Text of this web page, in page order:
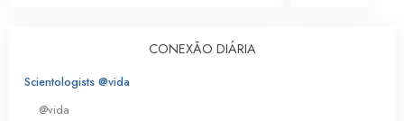
CONEXÃO DIÁRIA
Scientologists @vida
@vida